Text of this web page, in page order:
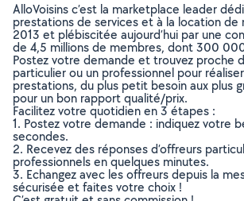
AlloVoisins c’est la marketplace leader
prestations de services et à la location
2013 et plébiscitée aujourd’hui par une
de 4,5 millions de membres, dont 300
Postez votre demande et trouvez proche
particulier ou un professionnel pour
prestations, du plus petit besoin aux plus
pour un bon rapport qualité/prix.
Facilitez votre quotidien en 3 étapes :
1. Postez votre demande : indiquez votre
secondes.
2. Recevez des réponses d’offreurs
professionnels en quelques minutes.
3. Echangez avec les offreurs depuis la
sécurisée et faites votre choix !